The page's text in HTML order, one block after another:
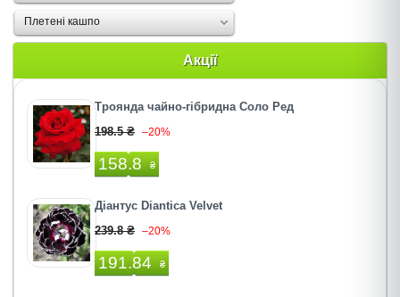
Плетені кашпо
Акції
Троянда чайно-гібридна Соло Ред
198.5 ₴ –20%
158.8 ₴
Діантус Diantica Velvet
239.8 ₴ –20%
191.84 ₴